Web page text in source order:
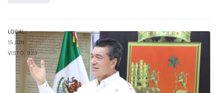
LOCAL
15.JUN
VISTO: 923